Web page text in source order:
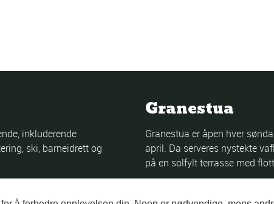
inkluderende
ski, barneidrett og
Granestua
Granestua er åpen hver
april. Da serveres nystekte
på en solfylt terrasse med